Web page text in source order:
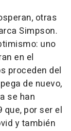
otras
Simpson.
uno
en el
proceden del
de nuevo,
se han
por ser el
y también